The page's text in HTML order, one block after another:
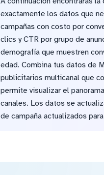
exactamente los datos que
campañas con costo por
clics y CTR por grupo de
demografía que muestren
edad. Combina tus datos de
publicitarios multicanal que
permite visualizar el
canales. Los datos se
de campaña actualizados